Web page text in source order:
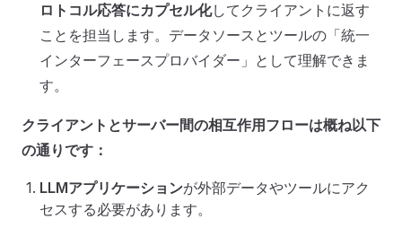
ロトコル応答にカプセル化してクライアントに返す
ことを担当します。データソースとツールの「統一
インターフェースプロバイダー」として理解できま
す。
クライアントとサーバー間の相互作用フローは概ね以下
の通りです：
LLMアプリケーションが外部データやツールにアク
セスする必要があります。